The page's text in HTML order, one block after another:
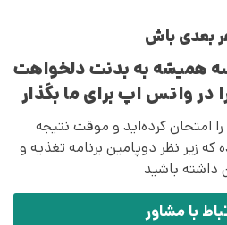
بعدی باش
همیشه به بدنت دلخواهت
در واتس اپ برای ما بگذار
امتحان کرده‌اید و موقت نتیجه
زیر نظر دوپامین برنامه تغذیه و
داشته باشید
با مشاور